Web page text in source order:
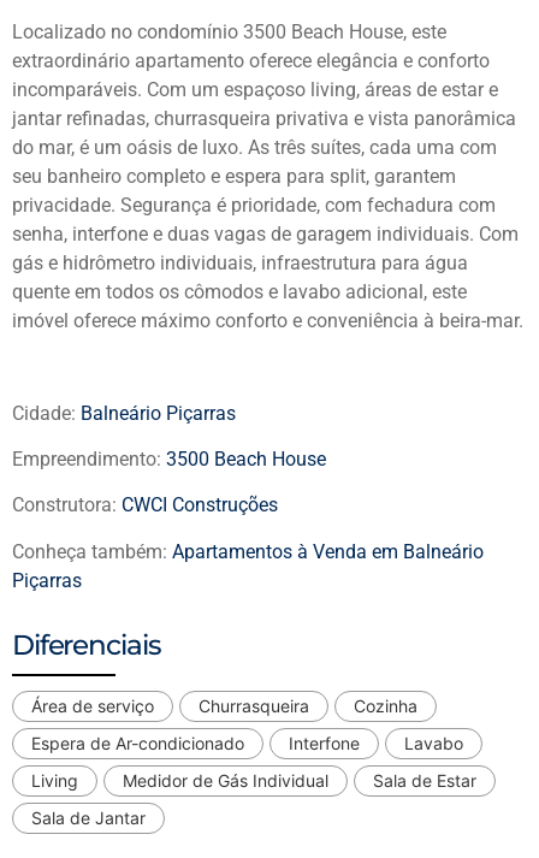
Localizado no condomínio 3500 Beach House, este
extraordinário apartamento oferece elegância e conforto
incomparáveis. Com um espaçoso living, áreas de estar e
jantar refinadas, churrasqueira privativa e vista panorâmica
do mar, é um oásis de luxo. As três suítes, cada uma com
seu banheiro completo e espera para split, garantem
privacidade. Segurança é prioridade, com fechadura com
senha, interfone e duas vagas de garagem individuais. Com
gás e hidrômetro individuais, infraestrutura para água
quente em todos os cômodos e lavabo adicional, este
imóvel oferece máximo conforto e conveniência à beira-mar.
Cidade: Balneário Piçarras
Empreendimento: 3500 Beach House
Construtora: CWCI Construções
Conheça também: Apartamentos à Venda em Balneário
Piçarras
Diferenciais
Área de serviço Churrasqueira
Cozinha
Espera de Ar-condicionado
Interfone
Lavabo
Living
Medidor de Gás Individual
Sala de Estar
Sala de Jantar